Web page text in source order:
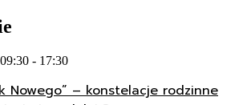
- 17:30
Nowego” – konstelacje rodzinne